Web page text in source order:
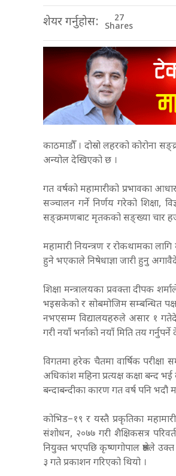
शेयर गर्नुहोस: 27
Shares
काठमाडौँ । दोस्रो लहरको कोरोना
अन्योल देखिएको छ ।
गत वर्षको महामारीको प्रभावका
सञ्चालन गर्ने निर्णय गरेको शिक्षा,
सङ्क्रमणबाट मृतकको सङ्ख्या चार
महामारी नियन्त्रण र रोकथामका
हुने भएकाले निषेधाज्ञा जारी हुनु
शिक्षा मन्त्रालयका प्रवक्ता दीपक
भइसकेको र सोबमोजिम सम्बन्धित
नभएसम्म विद्यालयहरुले असार १
गरी नयाँ भर्नाको नयाँ मिति तय
विगतमा हरेक चैतमा वार्षिक
अधिकांश महिना प्रत्यक्ष कक्षा बन्द
बन्दाबन्दीका कारण गत वर्ष पनि
कोभिड–१९ र यस्तै प्रकृतिका
संशोधन, २०७७ गरी शैक्षिकसत्र
नियुक्त भएपछि कृष्णगोपाल श्रेष्ठले
३ गते प्रकाशन गरिएको थियो ।